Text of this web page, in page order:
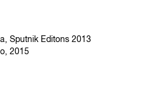
Sputnik Editons 2013
2015